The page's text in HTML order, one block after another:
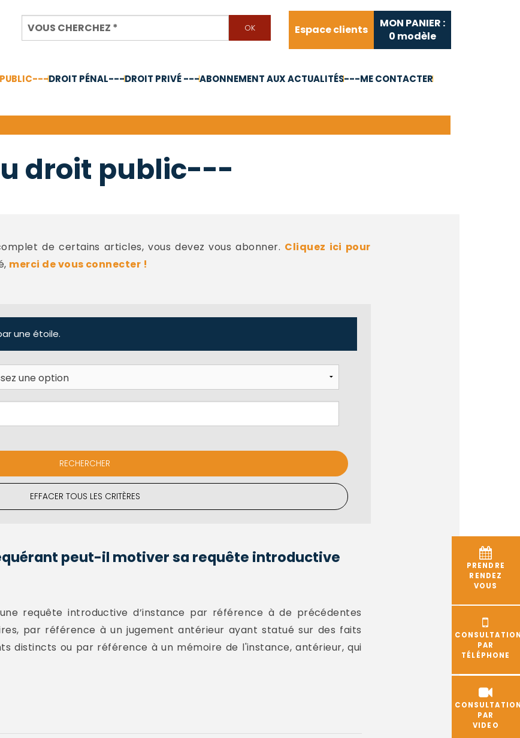
Espace clients
MON PANIER :
0 modèle
DROIT PÉNAL---DROIT PRIVÉ ---ABONNEMENT AUX ACTUALITÉS---ME CONTACTER
PRENDRE
RENDEZ
VOUS
PAR
TÉLÉPHONE
PAR
VIDEO
droit public---
de certains articles, vous devez vous abonner. Cliquez ici pour
merci de vous connecter !
une étoile.
EFFACER TOUS LES CRITÈRES
peut-il motiver sa requête introductive
requête introductive d’instance par référence à de précédentes
par référence à un jugement antérieur ayant statué sur des faits
distincts ou par référence à un mémoire de l'instance, antérieur, qui